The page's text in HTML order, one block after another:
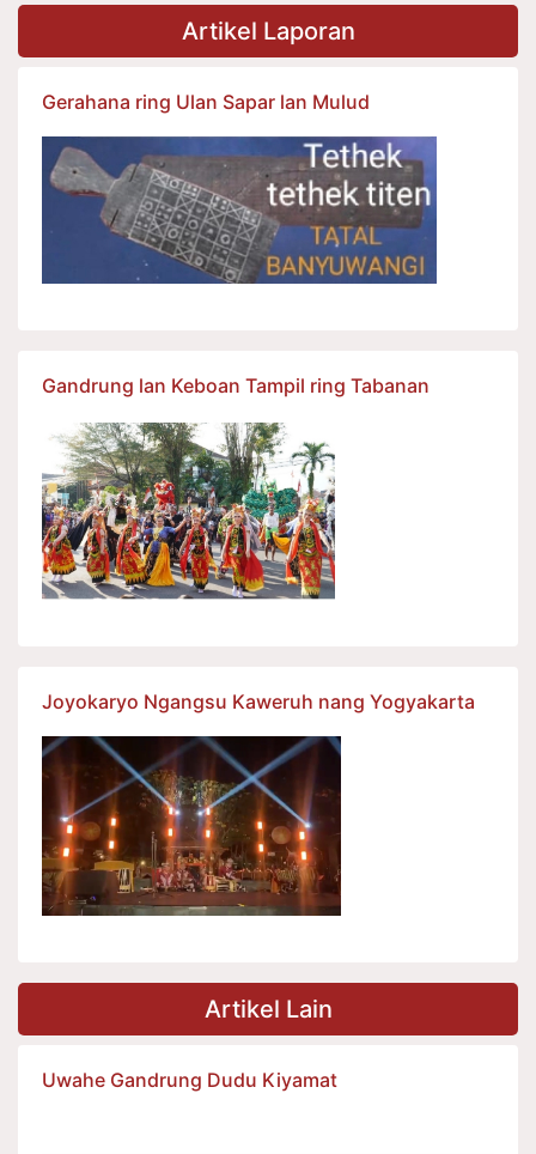
Artikel Laporan
Gerahana ring Ulan Sapar lan Mulud
Gandrung lan Keboan Tampil ring Tabanan
Joyokaryo Ngangsu Kaweruh nang Yogyakarta
Artikel Lain
Uwahe Gandrung Dudu Kiyamat